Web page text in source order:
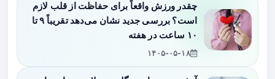
چقدر ورزش واقعاً برای حفاظت از قلب لازم
است؟ بررسی جدید نشان می‌دهد تقریباً ۹ تا
۱۰ ساعت در هفته
۱۴۰۵-۰۵-۱۸